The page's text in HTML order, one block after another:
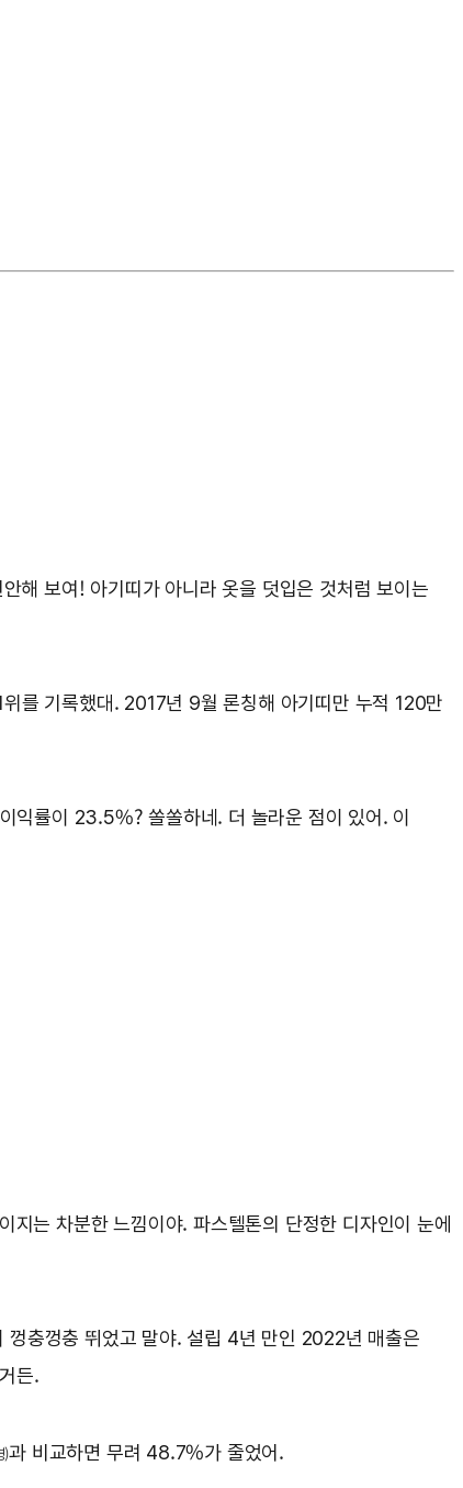
해 보여! 아기띠가 아니라 옷을 덧입은 것처럼 보이는
를 기록했대. 2017년 9월 론칭해 아기띠만 누적 120만
익률이 23.5%? 쏠쏠하네. 더 놀라운 점이 있어. 이
는 차분한 느낌이야. 파스텔톤의 단정한 디자인이 눈에
충껑충 뛰었고 말야. 설립 4년 만인 2022년 매출은
든.
)과 비교하면 무려 48.7%가 줄었어.